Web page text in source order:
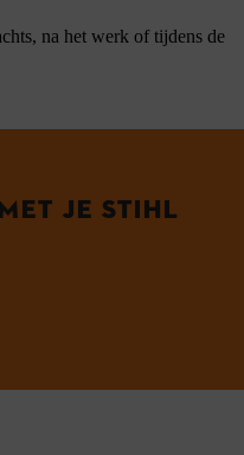
na het werk of tijdens de
JE STIHL